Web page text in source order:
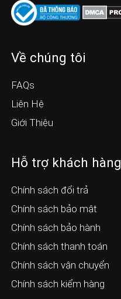
Về chúng tôi
FAQs
Liên Hệ
Giới Thiệu
Hỗ trợ khách hàng
Chính sách đổi trả
Chính sách bảo mật
Chính sách bảo hành
Chính sách thanh toán
Chính sách vận chuyển
Chính sách kiểm hàng